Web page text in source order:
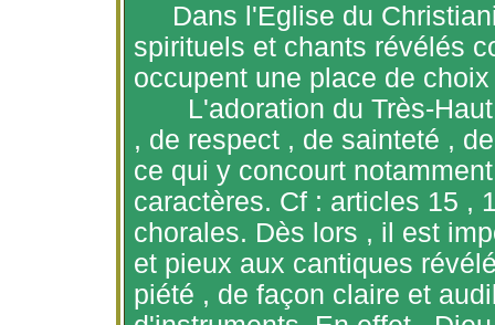
Dans l'Eglise du
spirituels et chants révélés
occupent une place de
L'adoration du Très-
, de respect , de sainteté ,
ce qui y concourt
caractères. Cf: articles 15 ,
chorales. Dès lors , il est
et pieux aux cantiques
piété , de façon claire et